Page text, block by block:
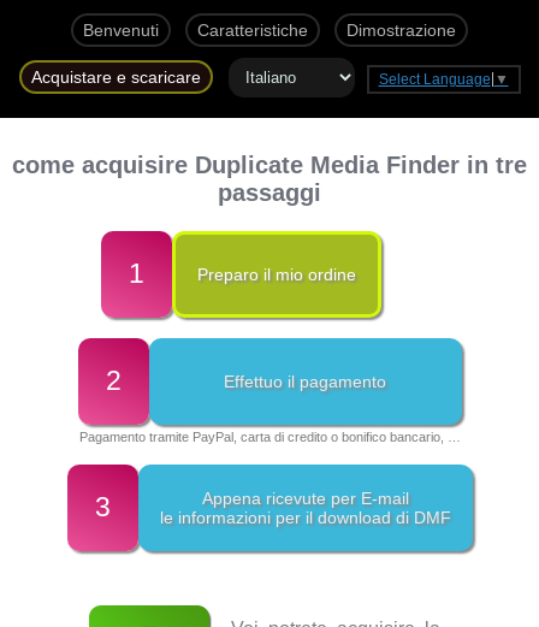
Benvenuti Caratteristiche Dimostrazione
Acquistare e scaricare Select Language ▼
come acquisire Duplicate Media Finder in tre
passaggi
1 Preparo il mio ordine
2 Effettuo il pagamento
Pagamento tramite PayPal, carta di credito o bonifico bancario, …
3
Appena ricevute per E-mail
le informazioni per il download di DMF